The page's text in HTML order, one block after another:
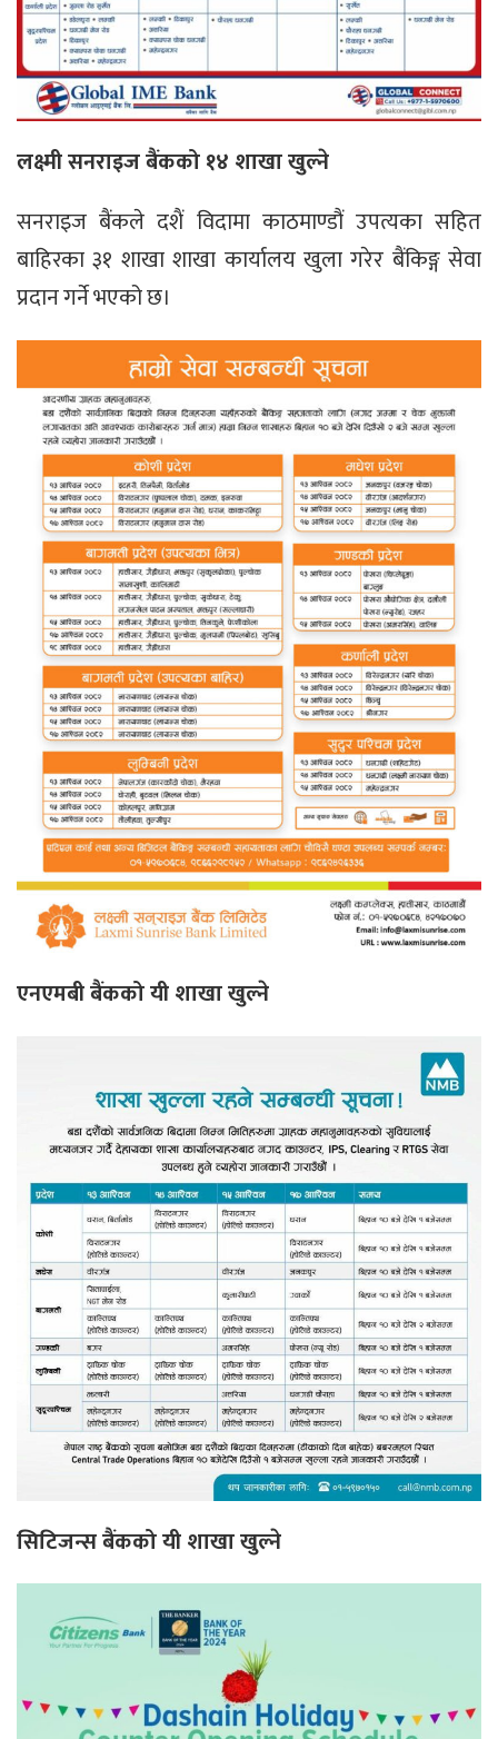
लक्ष्मी सनराइज बैंकको १४ शाखा खुल्ने
सनराइज बैंकले दशैं विदामा काठमाण्डौं उपत्यका सहित
बाहिरका ३१ शाखा शाखा कार्यालय खुला गरेर बैंकिङ्ग सेवा
प्रदान गर्ने भएको छ।
एनएमबी बैंकको यी शाखा खुल्ने
सिटिजन्स बैंकको यी शाखा खुल्ने